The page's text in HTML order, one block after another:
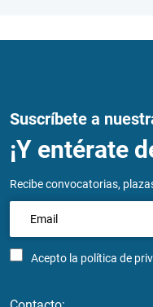
Suscríbete a
¡Y entérate
Recibe convocatorias,
Acepto la política de